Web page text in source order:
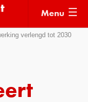
Menu
verlengd tot 2030